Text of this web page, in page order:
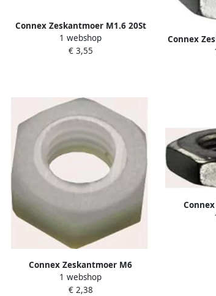
Connex Zeskantmoer M1.6 20St
Vz 934 KYB4220026
1 webshop
€ 3,55
Connex
Connex Zeskantmoer M6
Polyamide 20St Pa KY4220056
1 webshop
€ 2,38
Afgeplat